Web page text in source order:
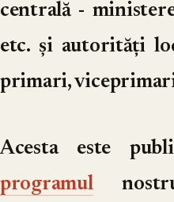
centrală -
etc. și autorități
primari,
Acesta este
programul